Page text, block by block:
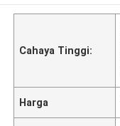
Cahaya Tinggi:
Harga